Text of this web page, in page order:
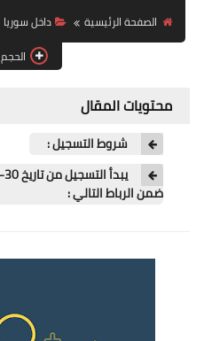
الصفحة الرئيسية
داخل سوريا
الحجم
محتويات المقال
شروط التسجيل :
ضمن الرباط التالي :